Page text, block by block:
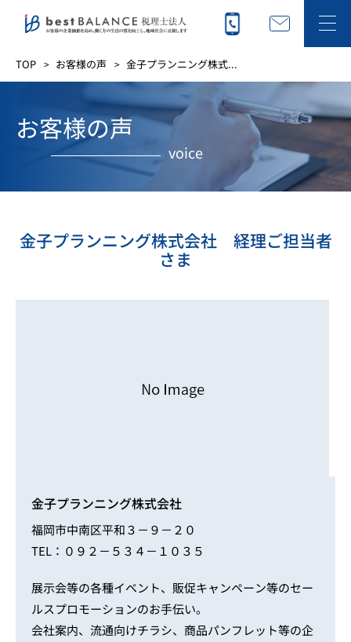
TOP お客様の声 金子プランニング株式...
お客様の声
voice
金子プランニング株式会社 経理ご担当者
さま
金子プランニング株式会社
福岡市中南区平和３－９－２０
TEL：０９２－５３４－１０３５
展示会等の各種イベント、販促キャンペーン等のセー
ルスプロモーションのお手伝い。
会社案内、流通向けチラシ、商品パンフレット等の企